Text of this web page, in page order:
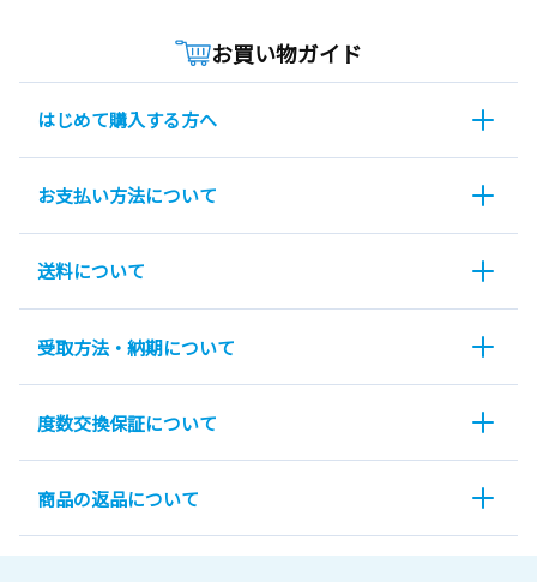
お買い物ガイド
はじめて購入する方へ
お支払い方法について
送料について
受取方法・納期について
度数交換保証について
商品の返品について